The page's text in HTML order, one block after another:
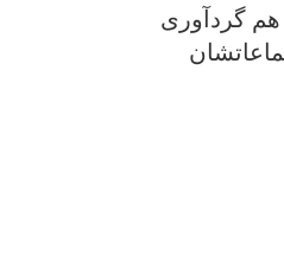
هم گردآوری